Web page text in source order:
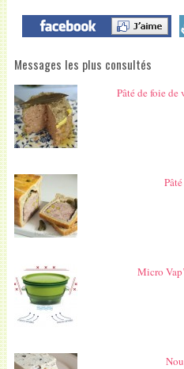
Messages les plus consultés
Pâté de foie
Micro